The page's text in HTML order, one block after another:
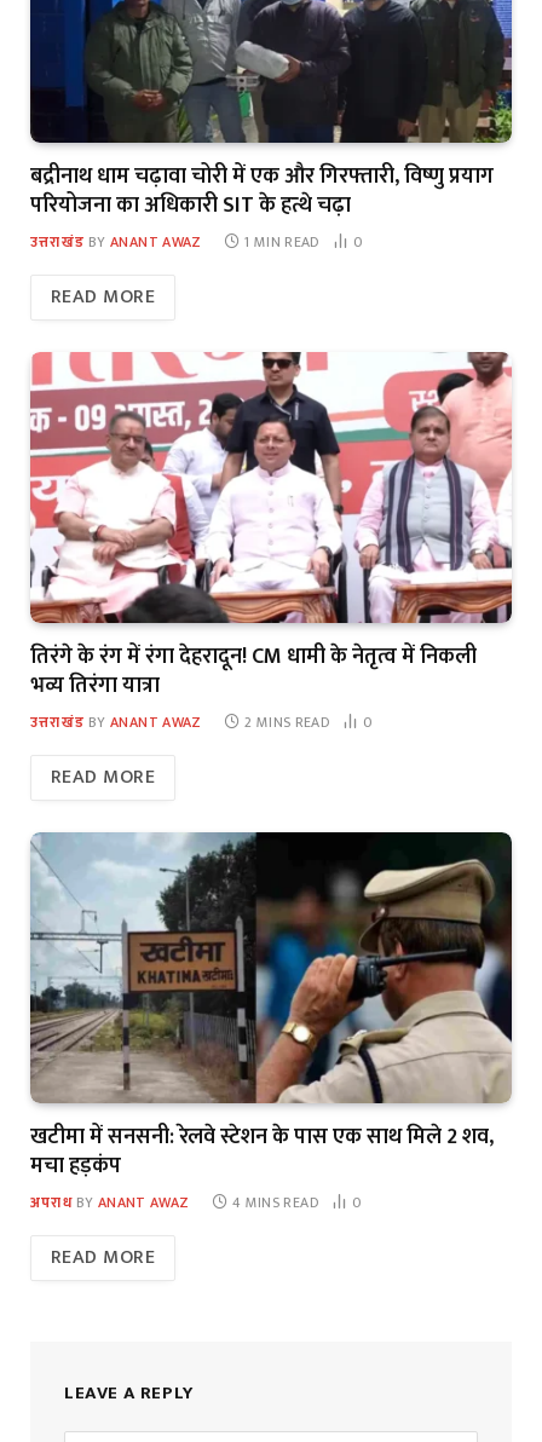
बद्रीनाथ धाम चढ़ावा चोरी में एक और गिरफ्तारी, विष्णु प्रयाग
परियोजना का अधिकारी SIT के हत्थे चढ़ा
उत्तराखंड BY ANANT AWAZ 1 MIN READ 0
READ MORE
तिरंगे के रंग में रंगा देहरादून! CM धामी के नेतृत्व में निकली
भव्य तिरंगा यात्रा
उत्तराखंड BY ANANT AWAZ 2 MINS READ 0
READ MORE
खटीमा में सनसनी: रेलवे स्टेशन के पास एक साथ मिले 2 शव,
मचा हड़कंप
अपराध BY ANANT AWAZ 4 MINS READ 0
READ MORE
LEAVE A REPLY